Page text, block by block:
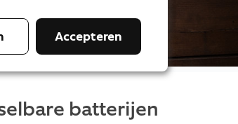
batterijen
Accepteren